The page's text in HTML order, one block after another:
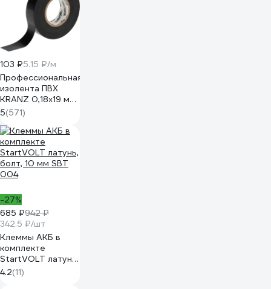
103 ₽5.15 ₽/м
Профессиональная
изолента ПВХ
KRANZ 0,18х19 мм,
20 м, черная KR-
09-2806
5(571)
-27%
685 ₽942 ₽
342.5 ₽/шт
Клеммы АКБ в
комплекте
StartVOLT латунь,
болт, 10 мм SBT
004
4.2(11)